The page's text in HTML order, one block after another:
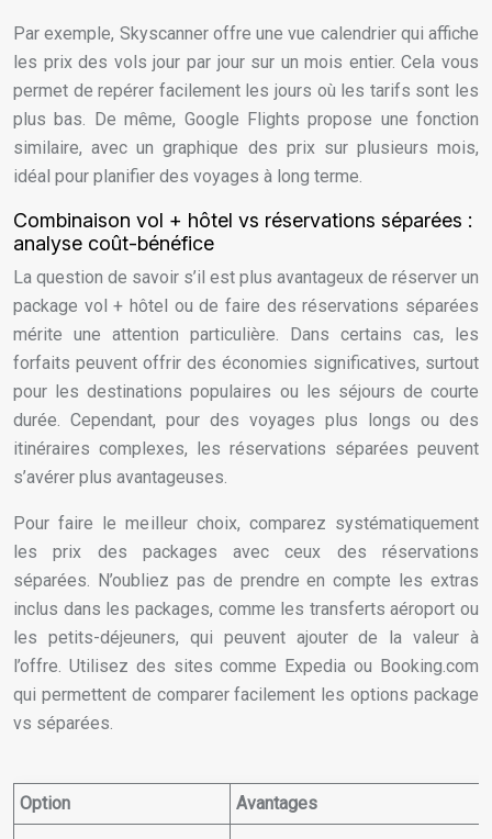
Par exemple, Skyscanner offre une vue calendrier qui affiche
les prix des vols jour par jour sur un mois entier. Cela vous
permet de repérer facilement les jours où les tarifs sont les
plus bas. De même, Google Flights propose une fonction
similaire, avec un graphique des prix sur plusieurs mois,
idéal pour planifier des voyages à long terme.
Combinaison vol + hôtel vs réservations séparées :
analyse coût-bénéfice
La question de savoir s’il est plus avantageux de réserver un
package vol + hôtel ou de faire des réservations séparées
mérite une attention particulière. Dans certains cas, les
forfaits peuvent offrir des économies significatives, surtout
pour les destinations populaires ou les séjours de courte
durée. Cependant, pour des voyages plus longs ou des
itinéraires complexes, les réservations séparées peuvent
s’avérer plus avantageuses.
Pour faire le meilleur choix, comparez systématiquement
les prix des packages avec ceux des réservations
séparées. N’oubliez pas de prendre en compte les extras
inclus dans les packages, comme les transferts aéroport ou
les petits-déjeuners, qui peuvent ajouter de la valeur à
l’offre. Utilisez des sites comme Expedia ou Booking.com
qui permettent de comparer facilement les options package
vs séparées.
Option Avantages